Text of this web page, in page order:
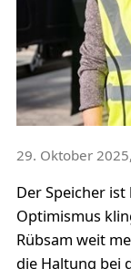
29. Oktober
Der Speicher ist
Optimismus
Rübsam weit
die Haltung bei